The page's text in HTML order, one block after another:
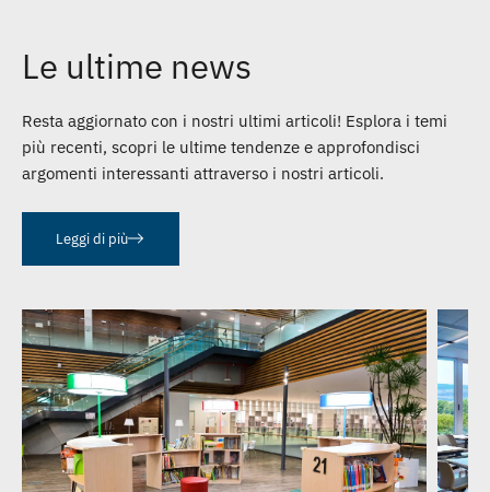
Le ultime news
Resta aggiornato con i nostri ultimi articoli! Esplora i temi
più recenti, scopri le ultime tendenze e approfondisci
argomenti interessanti attraverso i nostri articoli.
Leggi di più